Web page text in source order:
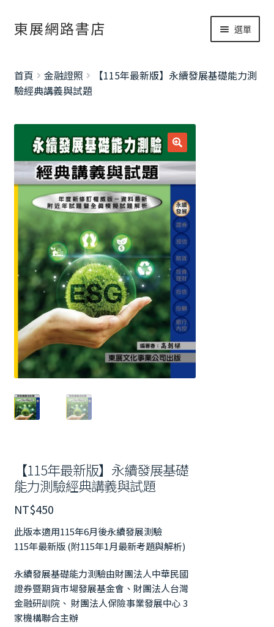
跳
至
覽
列
跳
至
要
內
容
東展網路書店 選單
開
書籍修正
首頁 金融證照
【115年最新版】永續發展基礎能力測
驗經典講義與試題
【115年最新版】永續發展基礎
能力測驗經典講義與試題
NT$450
此版本適用115年6月後永續發展測驗
115年最新版 (附115年1月最新考題與解析)
永續發展基礎能力測驗由財團法人中華民國
證券暨期貨市場發展基金會、財團法人台灣
金融研訓院、 財團法人保險事業發展中心 3
家機構聯合主辦